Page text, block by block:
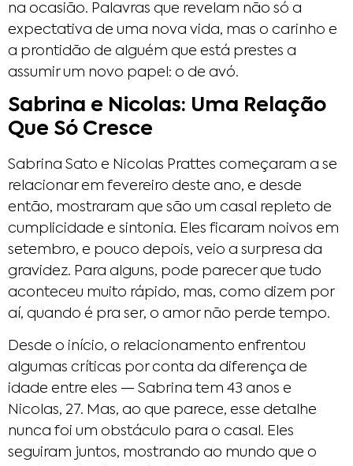
na ocasião. Palavras que revelam não só a
expectativa de uma nova vida, mas o carinho e
a prontidão de alguém que está prestes a
assumir um novo papel: o de avó.
Sabrina e Nicolas: Uma Relação
Que Só Cresce
Sabrina Sato e Nicolas Prattes começaram a se
relacionar em fevereiro deste ano, e desde
então, mostraram que são um casal repleto de
cumplicidade e sintonia. Eles ficaram noivos em
setembro, e pouco depois, veio a surpresa da
gravidez. Para alguns, pode parecer que tudo
aconteceu muito rápido, mas, como dizem por
aí, quando é pra ser, o amor não perde tempo.
Desde o início, o relacionamento enfrentou
algumas críticas por conta da diferença de
idade entre eles — Sabrina tem 43 anos e
Nicolas, 27. Mas, ao que parece, esse detalhe
nunca foi um obstáculo para o casal. Eles
seguiram juntos, mostrando ao mundo que o